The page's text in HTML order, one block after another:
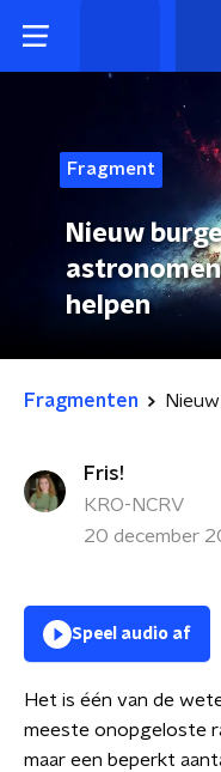
Fragment
Nieuw
helpen
Fragmenten
Fris!
KRO-NCRV
20 december
Speel audio af
Het is één van de
meeste onopgeloste
maar een beperkt